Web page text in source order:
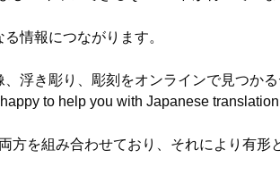
情報につながります。
浮き彫り、彫刻をオンラインで見つか
happy to help you with Japanese
方を組み合わせており、それにより有形